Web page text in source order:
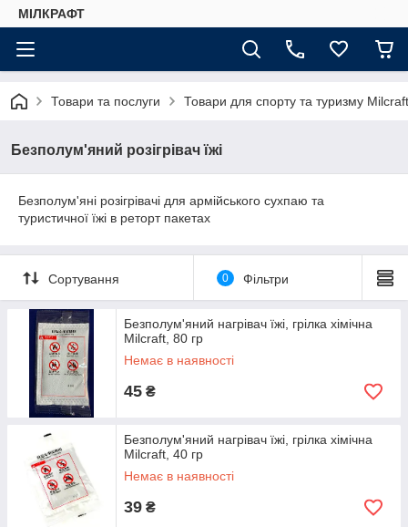
МІЛКРАФТ
Товари та послуги Товари для спорту та туризму Milcraft
Безполум'яний розігрівач їжі
Безполум'яні розігрівачі для армійського сухпаю та
туристичної їжі в реторт пакетах
Сортування 0 Фільтри
Безполум'яний нагрівач їжі, грілка хімічна
Milcraft, 80 гр
Немає в наявності
45 ₴
Безполум'яний нагрівач їжі, грілка хімічна
Milcraft, 40 гр
Немає в наявності
39 ₴